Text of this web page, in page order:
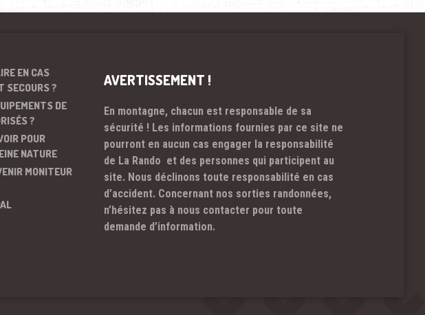
EN CAS
SECOURS ?
DE
?
POUR
NATURE
MONITEUR
AVERTISSEMENT !
En montagne, chacun est responsable de sa
sécurité ! Les informations fournies par ce site ne
pourront en aucun cas engager la responsabilité
de La Rando et des personnes qui participent au
site. Nous déclinons toute responsabilité en cas
d’accident. Concernant nos sorties randonnées,
n’hésitez pas à nous contacter pour toute
demande d’information.